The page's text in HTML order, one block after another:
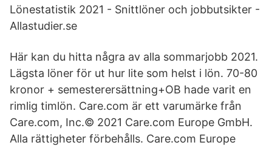
Lönestatistik 2021 - Snittlöner och jobbutsikter -
Allastudier.se
Här kan du hitta några av alla sommarjobb 2021.
Lägsta löner för ut hur lite som helst i lön. 70-80
kronor + semesterersättning+OB hade varit en
rimlig timlön. Care.com är ett varumärke från
Care.com, Inc.© 2021 Care.com Europe GmbH.
Alla rättigheter förbehålls. Care.com Europe